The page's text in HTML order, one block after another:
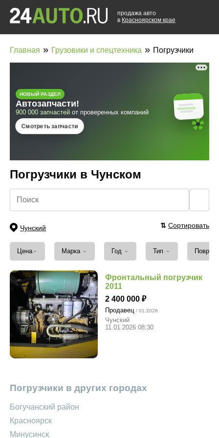
продажа авто
в Красноярском крае
Главная » Грузовики и спецтехника » Погрузчики
Погрузчики в Чунском
Чунский ⇅ Сортировать
Цена ⌄ Марка ⌄ Год ⌄ Тип ⌄
Фронтальный погрузчик
2011
2 400 000
Продавец / 01.2026
Чунский
11.01.2026 08:30
Погрузчики в других городах
Богучанский район
Красноярск
Минусинск